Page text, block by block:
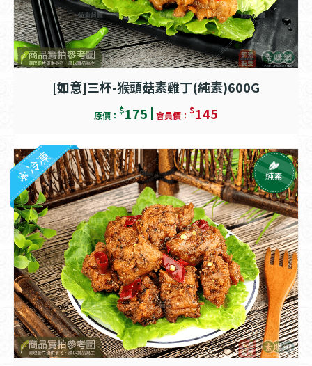
[如意]三杯-猴頭菇素雞丁(純素)600G
原價： $175 會員價： $145
冷凍 純素